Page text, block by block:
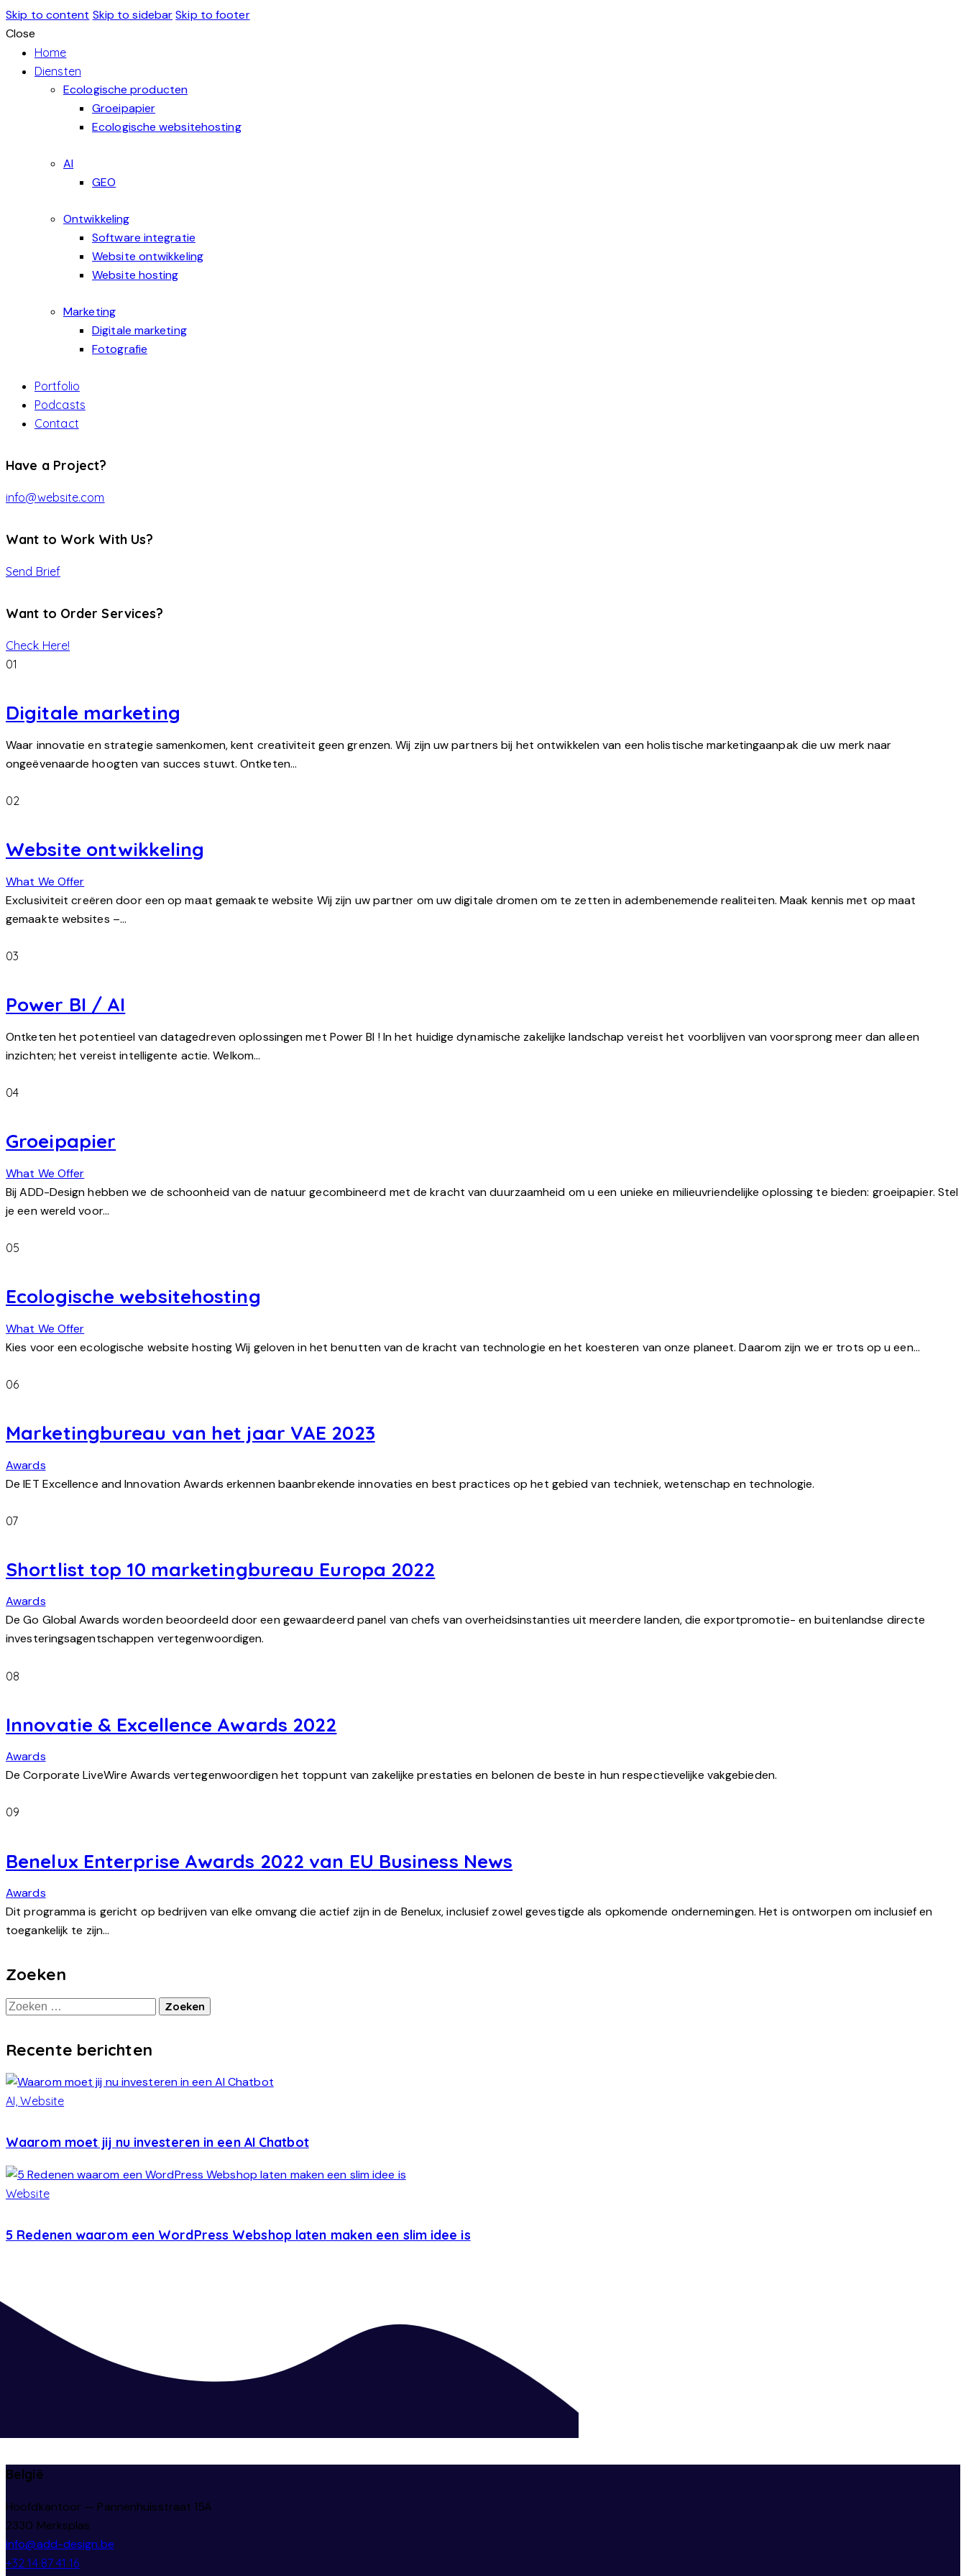
Skip to content Skip to sidebar Skip to footer
Close
Home
Diensten
Ecologische producten
Groeipapier
Ecologische websitehosting
AI
GEO
Ontwikkeling
Software integratie
Website ontwikkeling
Website hosting
Marketing
Digitale marketing
Fotografie
Portfolio
Podcasts
Contact
Have a Project?
info@website.com
Want to Work With Us?
Send Brief
Want to Order Services?
Check Here!
01
Digitale marketing
Waar innovatie en strategie samenkomen, kent creativiteit geen grenzen. Wij zijn uw partners bij het ontwikkelen van een holistische marketingaanpak die uw merk naar
ongeëvenaarde hoogten van succes stuwt. Ontketen…
02
Website ontwikkeling
What We Offer
Exclusiviteit creëren door een op maat gemaakte website Wij zijn uw partner om uw digitale dromen om te zetten in adembenemende realiteiten. Maak kennis met op maat
gemaakte websites –…
03
Power BI / AI
Ontketen het potentieel van datagedreven oplossingen met Power BI ! In het huidige dynamische zakelijke landschap vereist het voorblijven van voorsprong meer dan alleen
inzichten; het vereist intelligente actie. Welkom…
04
Groeipapier
What We Offer
Bij ADD-Design hebben we de schoonheid van de natuur gecombineerd met de kracht van duurzaamheid om u een unieke en milieuvriendelijke oplossing te bieden: groeipapier. Stel
je een wereld voor…
05
Ecologische websitehosting
What We Offer
Kies voor een ecologische website hosting Wij geloven in het benutten van de kracht van technologie en het koesteren van onze planeet. Daarom zijn we er trots op u een…
06
Marketingbureau van het jaar VAE 2023
Awards
De IET Excellence and Innovation Awards erkennen baanbrekende innovaties en best practices op het gebied van techniek, wetenschap en technologie.
07
Shortlist top 10 marketingbureau Europa 2022
Awards
De Go Global Awards worden beoordeeld door een gewaardeerd panel van chefs van overheidsinstanties uit meerdere landen, die exportpromotie- en buitenlandse directe
investeringsagentschappen vertegenwoordigen.
08
Innovatie & Excellence Awards 2022
Awards
De Corporate LiveWire Awards vertegenwoordigen het toppunt van zakelijke prestaties en belonen de beste in hun respectievelijke vakgebieden.
09
Benelux Enterprise Awards 2022 van EU Business News
Awards
Dit programma is gericht op bedrijven van elke omvang die actief zijn in de Benelux, inclusief zowel gevestigde als opkomende ondernemingen. Het is ontworpen om inclusief en
toegankelijk te zijn…
Zoeken
Zoeken
Recente berichten
AI,Website
Waarom moet jij nu investeren in een AI Chatbot
Website
5 Redenen waarom een WordPress Webshop laten maken een slim idee is
België
Hoofdkantoor — Pannenhuisstraat 15A
2330 Merksplas
info@add-design.be
+32 14 87 41 16